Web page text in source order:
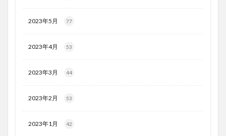
2023年5月 77
2023年4月 53
2023年3月 44
2023年2月 53
2023年1月 42